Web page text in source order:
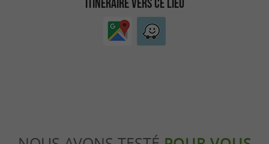
ITINÉRAIRE VERS CE LIEU